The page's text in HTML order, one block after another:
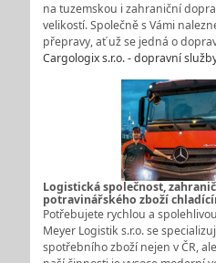
na tuzemskou i zahraniční
velikostí. Společně s Vámi
přepravy, ať už se jedná o
Cargologix s.r.o. - dopravní
Logistická společnost,
potravinářského zboží
Potřebujete rychlou a
Meyer Logistik s.r.o. se
spotřebního zboží nejen v ČR,